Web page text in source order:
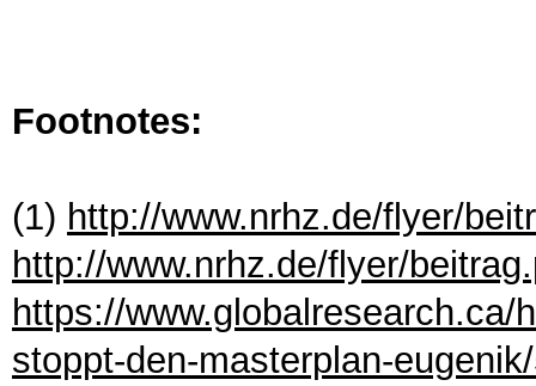
Footnotes:
(1) http://www.nrhz.de/flyer/
http://www.nrhz.de/flyer/
https://
stoppt-den-masterplan-